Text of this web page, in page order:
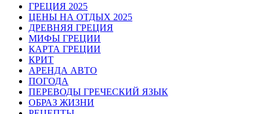
ГРЕЦИЯ 2025
ЦЕНЫ НА ОТДЫХ 2025
ДРЕВНЯЯ ГРЕЦИЯ
МИФЫ ГРЕЦИИ
КАРТА ГРЕЦИИ
КРИТ
АРЕНДА АВТО
ПОГОДА
ПЕРЕВОДЫ ГРЕЧЕСКИЙ ЯЗЫК
ОБРАЗ ЖИЗНИ